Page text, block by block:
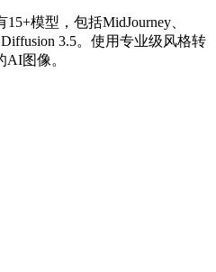
模型，包括MidJourney、
3.5。使用专业级风格转
图像。